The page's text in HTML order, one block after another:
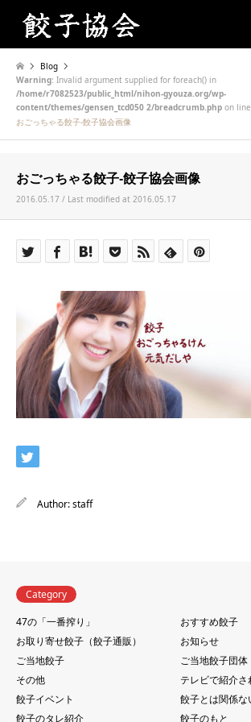
Blog
Warning: Invalid argument supplied for foreach() in
/home/r7082523/public_html/nihon-gyouza.org/wp-
content/themes/gensen_tcd050 2/breadcrumb.php on line
おごっちゃる餃子-餃子協会画像
おごっちゃる餃子-餃子協会画像
2016.05.17 / Last modified at 2016.05.17
Author:staff
Category
47の「一番搾り」
おすすめ餃子
お取り寄せ餃子（餃子通販）
お知らせ
ご当地餃子
ご当地餃子団体
その他
テレビで紹介さ
餃子イベント
餃子とは関係な
餃子のタレ紹介
餃子のもと